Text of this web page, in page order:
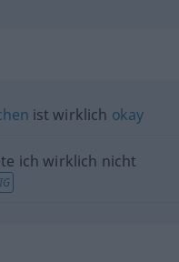
ist wirklich okay
ich wirklich nicht